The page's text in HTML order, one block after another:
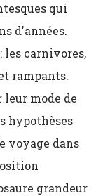
qui
d'années.
les carnivores,
rampants.
mode de
hypothèses
voyage dans
grandeur